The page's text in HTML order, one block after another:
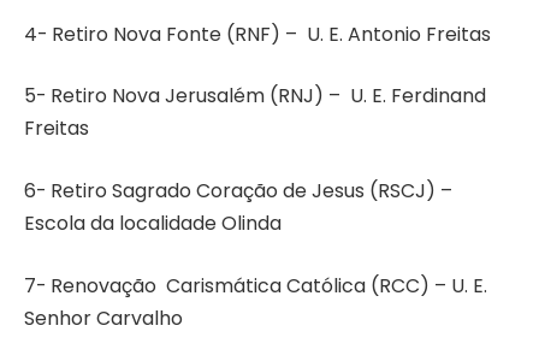
4- Retiro Nova Fonte (RNF) – U. E. Antonio Freitas
5- Retiro Nova Jerusalém (RNJ) – U. E. Ferdinand
Freitas
6- Retiro Sagrado Coração de Jesus (RSCJ) –
Escola da localidade Olinda
7- Renovação Carismática Católica (RCC) – U. E.
Senhor Carvalho